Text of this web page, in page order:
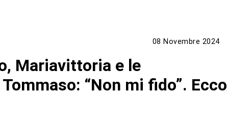
08 Novembre 2024
Mariavittoria e le
“Non mi fido”. Ecco